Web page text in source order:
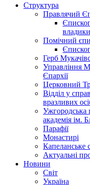
Структура
Правлячий
Помічний
Герб
Управління
Єпархії
Церковний
Відділ у
вразливих
Ужгородська
академія ім.
Парафії
Монастирі
Капеланське
Актуальні
Новини
Світ
Україна